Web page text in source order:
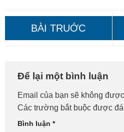
Thường Tín – Gọi Là Có
Ngay!
Để lại một bình luận
Email của bạn sẽ không
Các trường bắt buộc được
Bình luận *